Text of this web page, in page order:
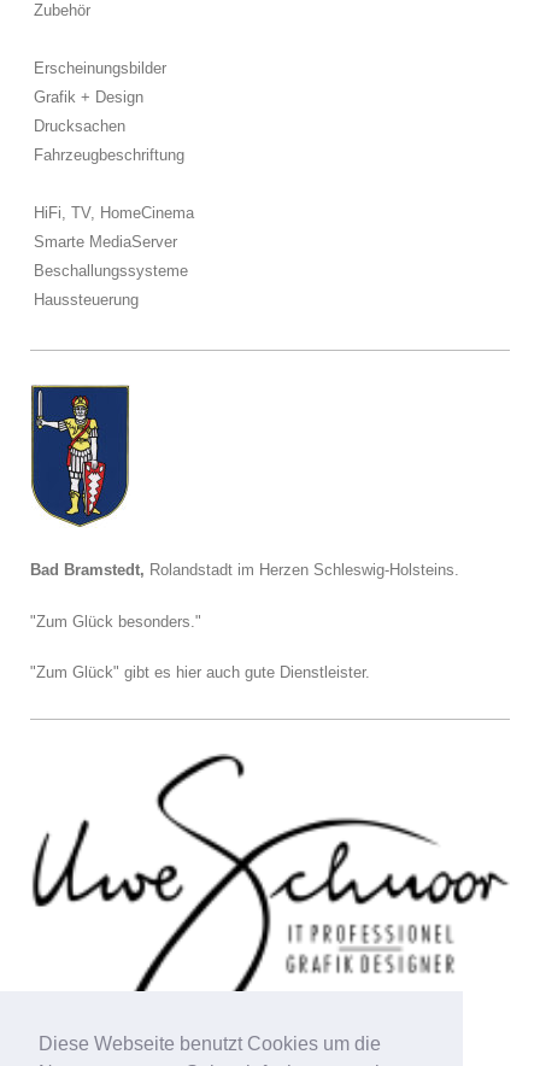
Diese Webseite benutzt Cookies um die
Zubehör
Erscheinungsbilder
Grafik + Design
Drucksachen
Fahrzeugbeschriftung
HiFi, TV, HomeCinema
Smarte MediaServer
Beschallungssysteme
Haussteuerung
Bad Bramstedt, Rolandstadt im Herzen Schleswig-Holsteins.
"Zum Glück besonders."
"Zum Glück" gibt es hier auch gute Dienstleister.